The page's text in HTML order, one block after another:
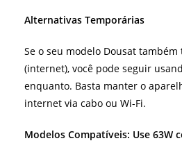
Alternativas Temporárias
Se o seu modelo Dousat também
(internet), você pode seguir
enquanto. Basta manter o
internet via cabo ou Wi-Fi.
Modelos Compatíveis: Use 63W